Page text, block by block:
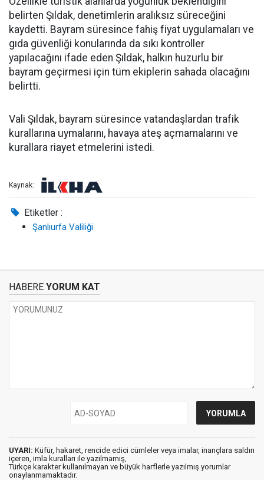
belirten Şıldak, denetimlerin aralıksız süreceğini
kaydetti. Bayram süresince fahiş fiyat uygulamaları ve
gıda güvenliği konularında da sıkı kontroller
yapılacağını ifade eden Şıldak, halkın huzurlu bir
bayram geçirmesi için tüm ekiplerin sahada olacağını
belirtti.
Vali Şıldak, bayram süresince vatandaşlardan trafik
kurallarına uymalarını, havaya ateş açmamalarını ve
kurallara riayet etmelerini istedi.
Kaynak:
Etiketler :
Şanlıurfa Valiliği
HABERE YORUM KAT
UYARI: Küfür, hakaret, rencide edici cümleler veya imalar, inançlara saldırı
içeren, imla kuralları ile yazılmamış,
Türkçe karakter kullanılmayan ve büyük harflerle yazılmış yorumlar
onaylanmamaktadır.